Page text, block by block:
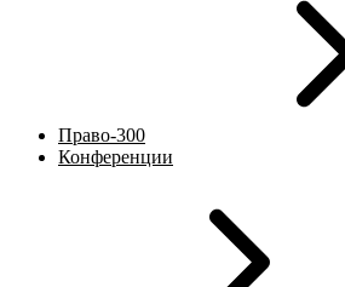
Право-300
Конференции